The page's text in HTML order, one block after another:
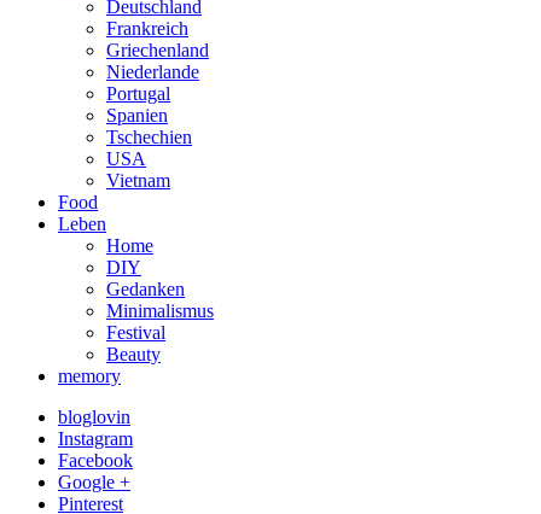
Deutschland
Frankreich
Griechenland
Niederlande
Portugal
Spanien
Tschechien
USA
Vietnam
Food
Leben
Home
DIY
Gedanken
Minimalismus
Festival
Beauty
memory
bloglovin
Instagram
Facebook
Google +
Pinterest